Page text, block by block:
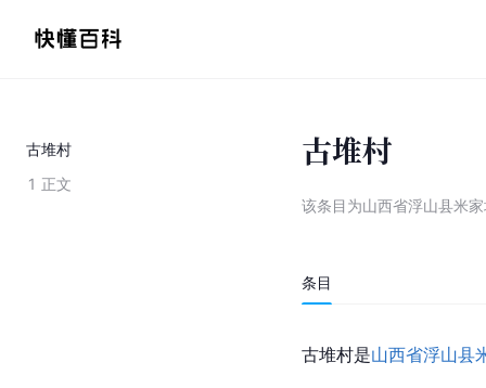
古堆村
1 正文
古堆村
该条目为山西省浮山县米
条目
古堆村是山西省浮山县